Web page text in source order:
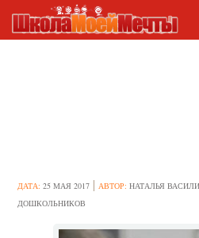
ДАТА:25 МАЯ 2017 АВТОР:НАТАЛЬЯ
ДОШКОЛЬНИКОВ